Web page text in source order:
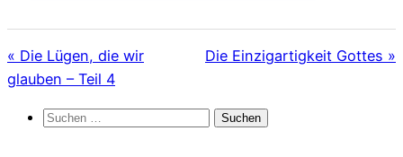
« Die Lügen, die wir
glauben – Teil 4
Die Einzigartigkeit Gottes »
Suchen